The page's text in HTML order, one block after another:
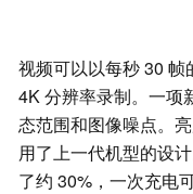
视频可以以每秒 30
4K 分辨率录制。一项
态范围和图像噪点。
用了上一代机型的设
了约 30%，一次充电